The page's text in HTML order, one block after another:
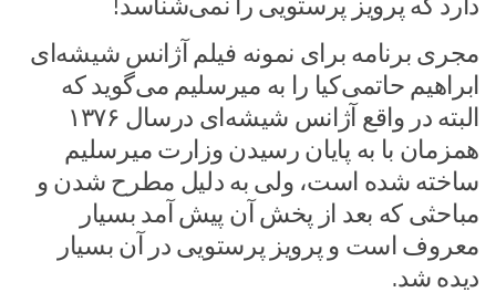
دارد که پرویز پرستویی را نمی‌شناسد!
مجری برنامه برای نمونه فیلم آژانس شیشه‌ای
ابراهیم حاتمی‌کیا را به میرسلیم می‌گوید که
البته در واقع آژانس شیشه‌ای درسال ۱۳۷۶
همزمان با به پایان رسیدن وزارت میرسلیم
ساخته شده است، ولی به دلیل مطرح شدن و
مباحثی که بعد از پخش آن پیش آمد بسیار
معروف است و پرویز پرستویی در آن بسیار
دیده شد.